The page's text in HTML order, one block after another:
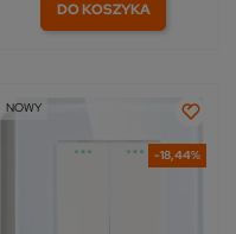
DO KOSZYKA
-18,44%
NOWY